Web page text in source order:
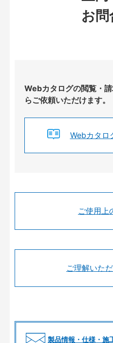
お問
Webカタログの閲覧・
らご依頼いただけます。
Webカタロ
ご使用上
ご理解いた
製品情報・仕様・施